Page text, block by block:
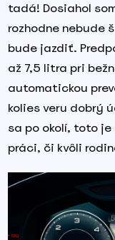
tadá! Dosiahol
rozhodne nebude
bude jazdiť.
až 7,5 litra pri
automatickou
kolies veru dobrý
sa po okolí, toto
práci, či kvôli